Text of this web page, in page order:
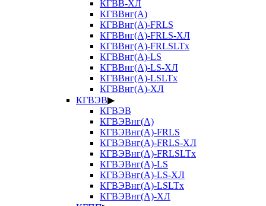
КГВВ-ХЛ
КГВВнг(А)
КГВВнг(А)-FRLS
КГВВнг(А)-FRLS-ХЛ
КГВВнг(А)-FRLSLTx
КГВВнг(А)-LS
КГВВнг(А)-LS-ХЛ
КГВВнг(А)-LSLTx
КГВВнг(А)-ХЛ
КГВЭВ▶
КГВЭВ
КГВЭВнг(А)
КГВЭВнг(А)-FRLS
КГВЭВнг(А)-FRLS-ХЛ
КГВЭВнг(А)-FRLSLTx
КГВЭВнг(А)-LS
КГВЭВнг(А)-LS-ХЛ
КГВЭВнг(А)-LSLTx
КГВЭВнг(А)-ХЛ